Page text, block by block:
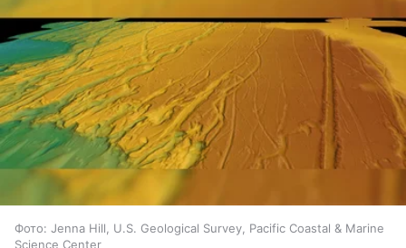
Фото: Jenna Hill, U.S. Geological Survey, Pacific Coastal & Marine
Science Center